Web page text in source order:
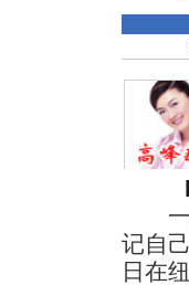
一向
记自
日在